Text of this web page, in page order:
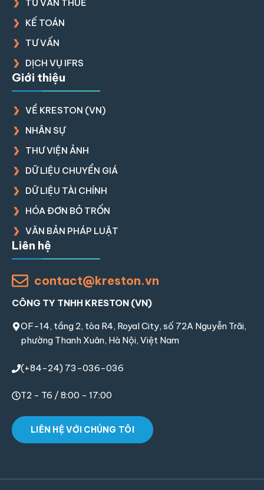
TƯ VẤN THUẾ
KẾ TOÁN
TƯ VẤN
DỊCH VỤ IFRS
Giới thiệu
VỀ KRESTON (VN)
NHÂN SỰ
THƯ VIỆN ẢNH
DỮ LIỆU CHUYỂN GIÁ
DỮ LIỆU TÀI CHÍNH
HÓA ĐƠN BỎ TRỐN
VĂN BẢN PHÁP LUẬT
Liên hệ
contact@kreston.vn
CÔNG TY TNHH KRESTON (VN)
OF-14, tầng 2, tòa R4, Royal City, số 72A Nguyễn Trãi,
phường Thanh Xuân, Hà Nội, Việt Nam
(+84-24) 73-036-036
T2 - T6 / 8:00 - 17:00
LIÊN HỆ VỚI CHÚNG TÔI